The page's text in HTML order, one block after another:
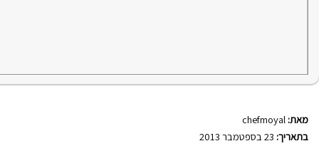
מאת: chefmoyal
בתאריך: